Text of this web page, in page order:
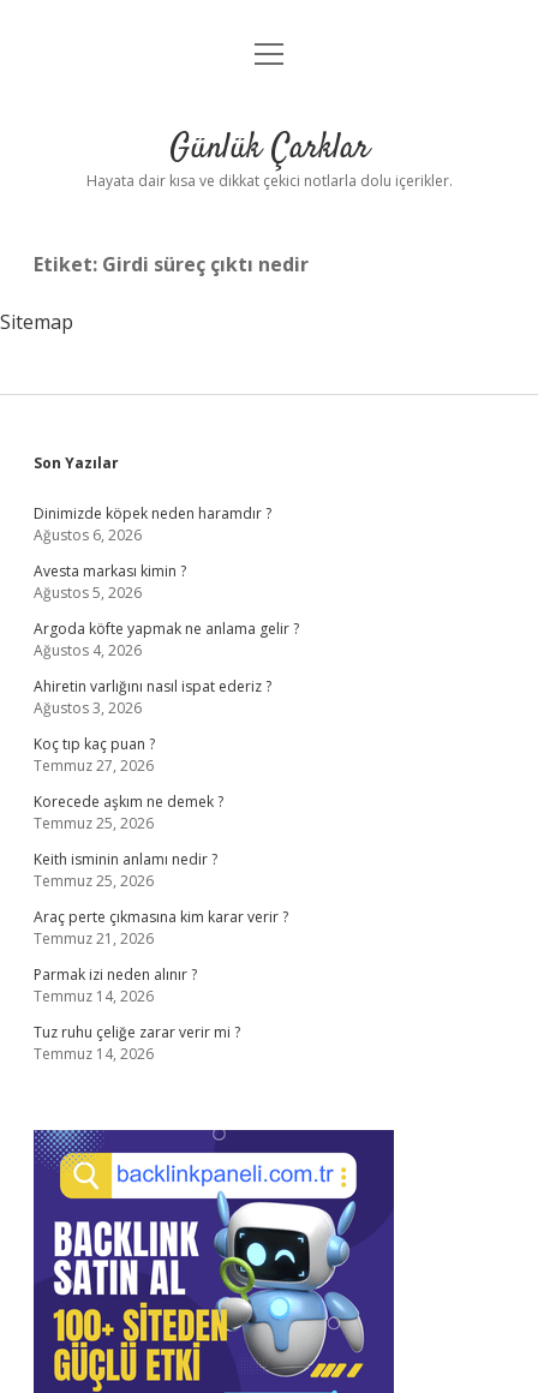
Anasayfa
Yasal Uyarı
menüyü
Günlük Çarklar
Hayata dair kısa ve dikkat çekici notlarla dolu içerikler.
Etiket: Girdi süreç çıktı nedir
Sitemap
Sidebar
Son Yazılar
Dinimizde köpek neden haramdır ?
Ağustos 6, 2026
Avesta markası kimin ?
Ağustos 5, 2026
Argoda köfte yapmak ne anlama gelir ?
Ağustos 4, 2026
Ahiretin varlığını nasıl ispat ederiz ?
Ağustos 3, 2026
Koç tıp kaç puan ?
Temmuz 27, 2026
Korecede aşkım ne demek ?
Temmuz 25, 2026
Keith isminin anlamı nedir ?
Temmuz 25, 2026
Araç perte çıkmasına kim karar verir ?
Temmuz 21, 2026
Parmak izi neden alınır ?
Temmuz 14, 2026
Tuz ruhu çeliğe zarar verir mi ?
Temmuz 14, 2026